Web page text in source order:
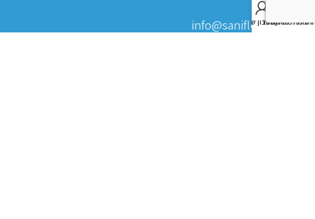
info@saniflex.co.il חנות
רשימת משאלות
סל קניות
החשבון שלי